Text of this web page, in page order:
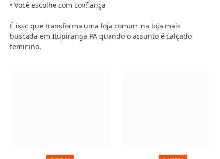
• Você escolhe com confiança
É isso que transforma uma loja comum na loja mais
buscada em Itupiranga PA quando o assunto é calçado
feminino.